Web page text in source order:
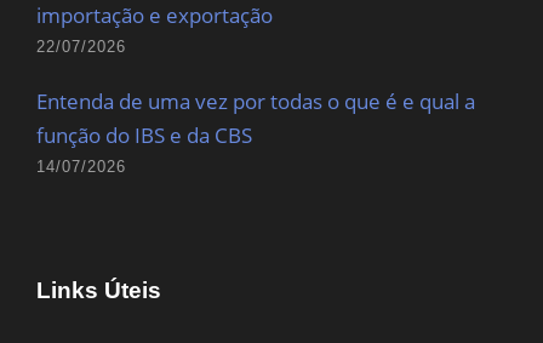
importação e exportação
22/07/2026
Entenda de uma vez por todas o que é e qual a
função do IBS e da CBS
14/07/2026
Links Úteis